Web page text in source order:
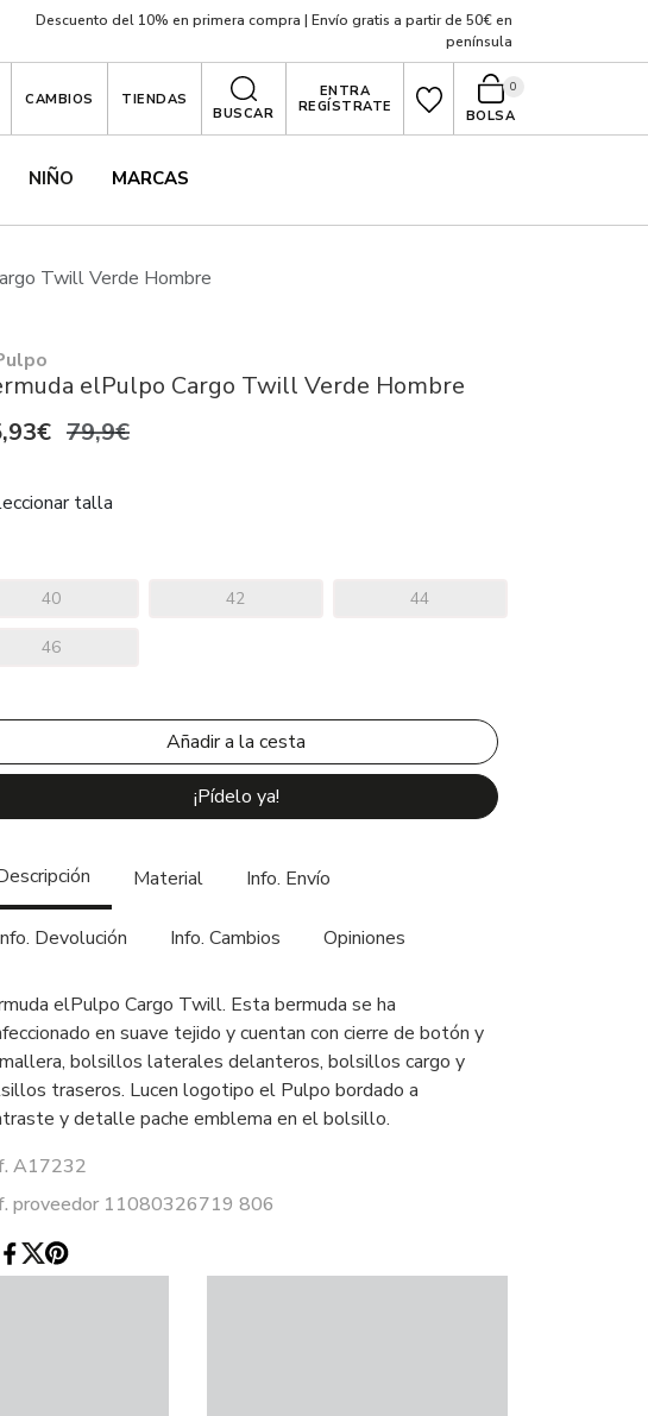
Descuento del 10% en primera compra | Envío gratis a partir de 50€ en
península
NIÑO MARCAS
CAMBIOS
TIENDAS
BUSCAR
ENTRA
REGÍSTRATE
BOLSA
0
Twill Verde Hombre
elPulpo Cargo Twill Verde Hombre
79,9€
talla
40 42 44
46
¡Pídelo ya!
Material Info. Envío
Devolución Info. Cambios Opiniones
elPulpo Cargo Twill. Esta bermuda se ha
en suave tejido y cuentan con cierre de botón y
bolsillos laterales delanteros, bolsillos cargo y
traseros. Lucen logotipo el Pulpo bordado a
y detalle pache emblema en el bolsillo.
A17232
proveedor 11080326719 806